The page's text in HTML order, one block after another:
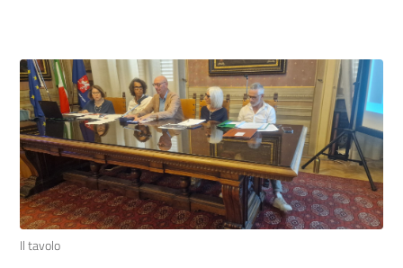
Il tavolo